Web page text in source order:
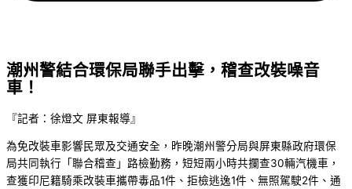
潮州警結合環保局聯手出擊，稽查改裝噪音
車！
『記者：徐燈文 屏東報導』
為免改裝車影響民眾及交通安全，昨晚潮州警分局與屏東縣政府環保
局共同執行「聯合稽查」路檢勤務，短短兩小時共攔查30輛汽機車，
查獲印尼籍騎乘改裝車攜帶毒品1件、拒檢逃逸1件、無照駕駛2件、通